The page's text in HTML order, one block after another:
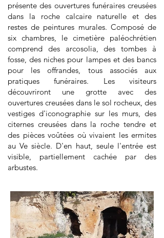
présente des ouvertures funéraires creusées
dans la roche calcaire naturelle et des
restes de peintures murales. Composé de
six chambres, le cimetière paléochrétien
comprend des arcosolia, des tombes à
fosse, des niches pour lampes et des bancs
pour les offrandes, tous associés aux
pratiques funéraires. Les visiteurs
découvriront une grotte avec des
ouvertures creusées dans le sol rocheux, des
vestiges d'iconographie sur les murs, des
citernes creusées dans la roche tendre et
des pièces voûtées où vivaient les ermites
au Ve siècle. D'en haut, seule l'entrée est
visible, partiellement cachée par des
arbustes.